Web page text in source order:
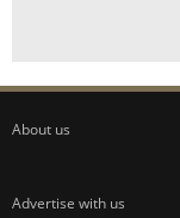
About us
Advertise with us